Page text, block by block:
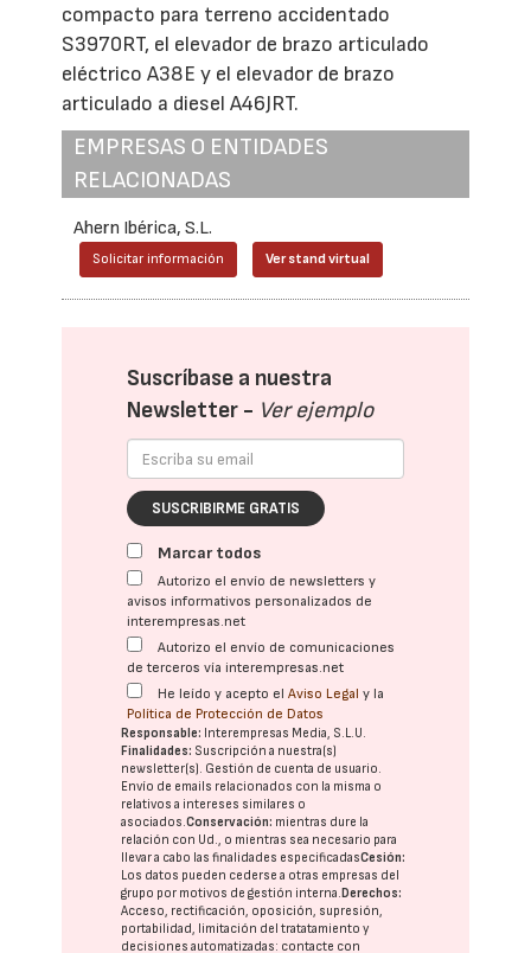
compacto para terreno accidentado
S3970RT, el elevador de brazo articulado
eléctrico A38E y el elevador de brazo
articulado a diesel A46JRT.
EMPRESAS O ENTIDADES
RELACIONADAS
Ahern Ibérica, S.L.
Solicitar información Ver stand virtual
Suscríbase a nuestra
Newsletter - Ver ejemplo
SUSCRIBIRME GRATIS
Marcar todos
Autorizo el envío de newsletters y
avisos informativos personalizados de
interempresas.net
Autorizo el envío de comunicaciones
de terceros vía interempresas.net
He leído y acepto elAviso Legal y la
Política de Protección de Datos
Responsable: Interempresas Media, S.L.U.
Finalidades: Suscripción a nuestra(s)
newsletter(s). Gestión de cuenta de usuario.
Envío de emails relacionados con la misma o
relativos a intereses similares o
asociados.Conservación: mientras dure la
relación con Ud., o mientras sea necesario para
llevar a cabo las finalidades especificadasCesión:
Los datos pueden cederse a otras empresas del
grupo por motivos de gestión interna. Derechos:
Acceso, rectificación, oposición, supresión,
portabilidad, limitación del tratatamiento y
decisiones automatizadas: contacte con